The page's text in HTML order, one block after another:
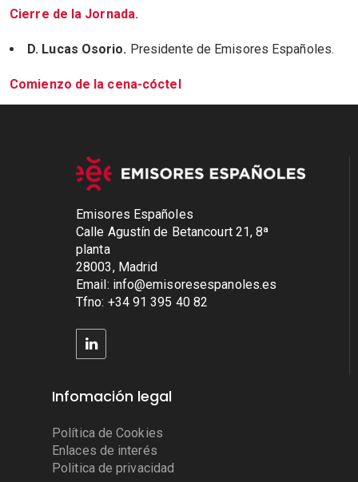
Cierre de la Jornada.
D. Lucas Osorio. Presidente de Emisores Españoles.
Comienzo de la cena-cóctel
Emisores Españoles
Calle Agustín de Betancourt 21, 8ª
planta
28003, Madrid
Email: info@emisoresespanoles.es
Tfno: +34 91 395 40 82
Infomación legal
Política de Cookies
Enlaces de interés
Politica de privacidad